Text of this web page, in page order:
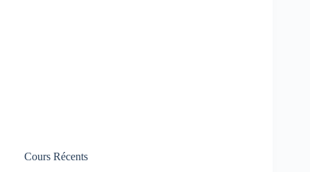
Cours Récents